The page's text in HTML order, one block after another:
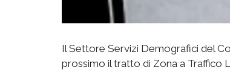
Il Settore Servizi Demografici del
prossimo il tratto di Zona a Traffico